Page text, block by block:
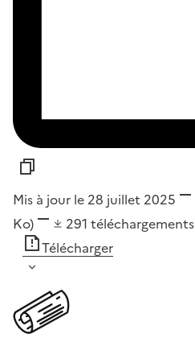
Mis à jour le 28 juillet 2025
Ko)
291 téléchargements
Télécharger